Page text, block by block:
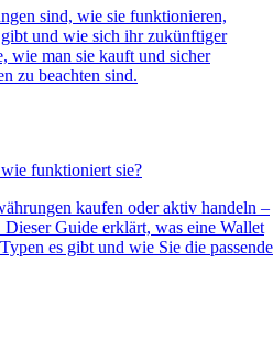
sind, wie sie funktionieren,
und wie sich ihr zukünftiger
wie man sie kauft und sicher
zu beachten sind.
funktioniert sie?
kaufen oder aktiv handeln –
Guide erklärt, was eine Wallet
es gibt und wie Sie die passende